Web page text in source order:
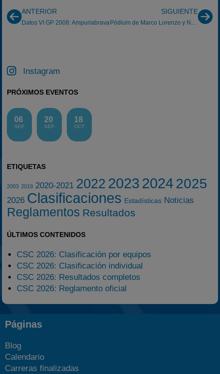
ANTERIOR
Datos VI GP 2008: Ampuriabrava
SIGUIENTE
Instagram
PRÓXIMOS EVENTOS
06
SEP
20
SEP
18
OCT
ETIQUETAS
2003 2019 2020-2021 2022 2023 20242025
2026 Clasificaciones Estadísticas Noticias
Reglamentos Resultados
ÚLTIMOS CONTENIDOS
CSC 2026: Clasificación por equipos
CSC 2026: Clasificación individual
CSC 2026: Resultados completos
CSC 2026: Reglamento oficial
Páginas
Blog
Calendario
Carreras finalizadas